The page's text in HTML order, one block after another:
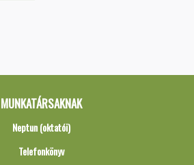
MUNKATÁRSAKNAK
Neptun (oktatói)
Telefonkönyv